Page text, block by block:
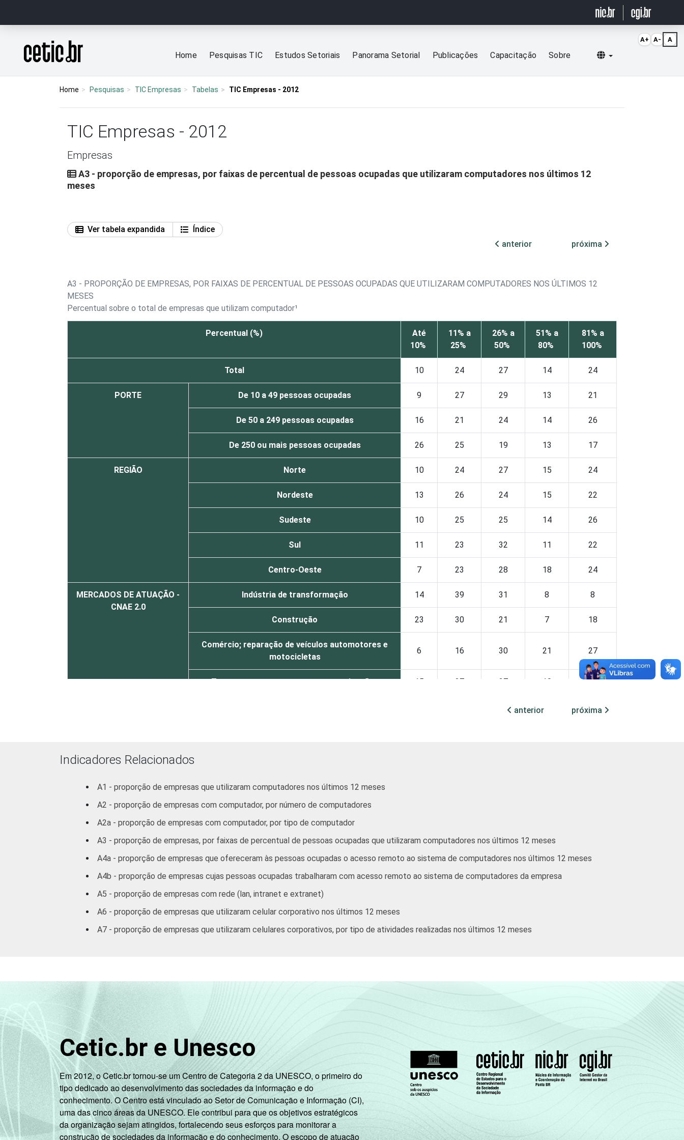
Página inicial
Home Pesquisas TIC Estudos Setoriais Panorama Setorial Publicações Capacitação Sobre Selecionar idioma
Home Pesquisas TIC Empresas Tabelas TIC Empresas - 2012
TIC Empresas - 2012
Empresas
A3 - proporção de empresas, por faixas de percentual de pessoas ocupadas que utilizaram computadores nos últimos 12
meses
Ver tabela expandida
Índice
anterior
próxima
A3 - PROPORÇÃO DE EMPRESAS, POR FAIXAS DE PERCENTUAL DE PESSOAS OCUPADAS QUE UTILIZARAM COMPUTADORES NOS ÚLTIMOS 12
MESES
Percentual sobre o total de empresas que utilizam computador¹
Percentual (%)
Até
10%
11% a
25%
26% a
50%
51% a
80%
81% a
100%
Total 10 24 27 14 24
PORTE De 10 a 49 pessoas ocupadas 9 27 29 13 21
De 50 a 249 pessoas ocupadas 16 21 24 14 26
De 250 ou mais pessoas ocupadas 26 25 19 13 17
REGIÃO Norte 10 24 27 15 24
Nordeste 13 26 24 15 22
Sudeste 10 25 25 14 26
Sul 11 23 32 11 22
Centro-Oeste 7 23 28 18 24
MERCADOS DE ATUAÇÃO -
CNAE 2.0
Indústria de transformação 14 39 31 8 8
Construção 23 30 21 7 18
Comércio; reparação de veículos automotores e
motocicletas
6 16 30 21 27
Transporte, armazenagem e comunicações 15 27 27 10 20
11
Informação e comunicação
atividades de serviços
6 22 25 15
2.0 (C, F, G, H, I, J, L, M, N, R e S). Dados coletados entre novembro de 2012 e março de 2013.
Fonte: NIC.br - nov/2012 a mar/2013
anterior próxima
Indicadores Relacionados
A1 - proporção de empresas que utilizaram computadores nos últimos 12 meses
A2 - proporção de empresas com computador, por número de computadores
A2a - proporção de empresas com computador, por tipo de computador
A3 - proporção de empresas, por faixas de percentual de pessoas ocupadas que utilizaram computadores nos últimos 12 meses
A4a - proporção de empresas que ofereceram às pessoas ocupadas o acesso remoto ao sistema de computadores nos últimos 12 meses
A4b - proporção de empresas cujas pessoas ocupadas trabalharam com acesso remoto ao sistema de computadores da empresa
A5 - proporção de empresas com rede (lan, intranet e extranet)
A6 - proporção de empresas que utilizaram celular corporativo nos últimos 12 meses
A7 - proporção de empresas que utilizaram celulares corporativos, por tipo de atividades realizadas nos últimos 12 meses
Cetic.br e Unesco
Em 2012, o Cetic.br tornou-se um Centro de Categoria 2 da UNESCO, o primeiro do
tipo dedicado ao desenvolvimento das sociedades da informação e do
conhecimento. O Centro está vinculado ao Setor de Comunicação e Informação (CI),
uma das cinco áreas da UNESCO. Ele contribui para que os objetivos estratégicos
da organização sejam atingidos, fortalecendo seus esforços para monitorar a
construção de sociedades da informação e do conhecimento. O escopo de atuação
A+ A- A